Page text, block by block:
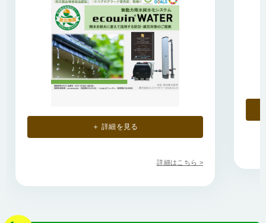
＋ 詳細を見る
詳細はこちら >